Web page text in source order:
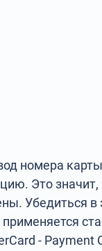
номера
Это
Убедиться
- Payment